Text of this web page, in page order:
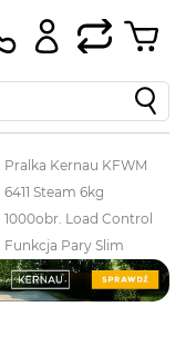
Pralka Kernau KFWM
6411 Steam 6kg
1000obr. Load Control
Funkcja Pary Slim